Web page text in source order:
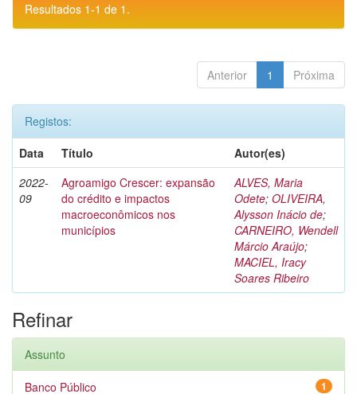
Resultados 1-1 de 1.
Anterior 1 Próxima
Registos:
Data
Título
Autor(es)
2022-
09
Agroamigo Crescer: expansão
do crédito e impactos
macroeconômicos nos
municípios
ALVES, Maria
Odete; OLIVEIRA,
Alysson Inácio de;
CARNEIRO, Wendell
Márcio Araújo;
MACIEL, Iracy
Soares Ribeiro
Refinar
Assunto
1
Banco Público